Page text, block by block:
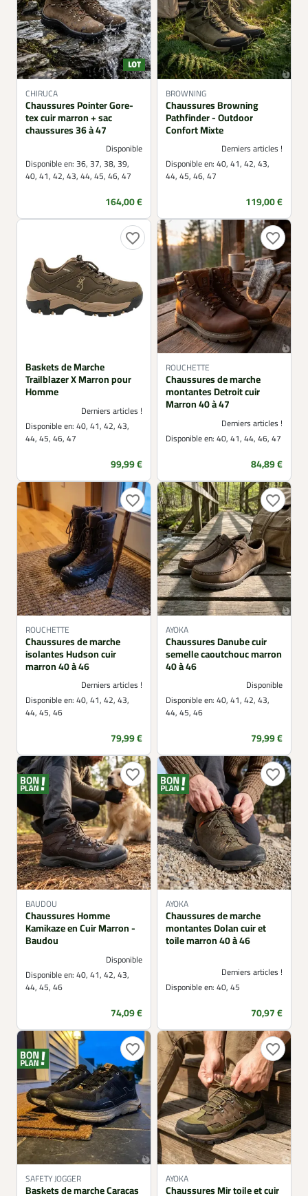
CHIRUCA
Chaussures Pointer Gore-
tex cuir marron + sac
chaussures 36 à 47
Disponible
Disponible en: 36, 37, 38, 39,
40, 41, 42, 43, 44, 45, 46, 47
Prix
164,00 €
BROWNING
Chaussures Browning
Pathfinder - Outdoor
Confort Mixte
Derniers articles !
Disponible en: 40, 41, 42, 43,
44, 45, 46, 47
Prix
119,00 €
favorite_border
Baskets de Marche
Trailblazer X Marron pour
Homme
Derniers articles !
Disponible en: 40, 41, 42, 43,
44, 45, 46, 47
Prix
99,99 €
favorite_border
ROUCHETTE
Chaussures de marche
montantes Detroit cuir
Marron 40 à 47
Derniers articles !
Disponible en: 40, 41, 44, 46, 47
Prix
84,89 €
favorite_border
ROUCHETTE
Chaussures de marche
isolantes Hudson cuir
marron 40 à 46
Derniers articles !
Disponible en: 40, 41, 42, 43,
44, 45, 46
Prix
79,99 €
favorite_border
AYOKA
Chaussures Danube cuir
semelle caoutchouc marron
40 à 46
Disponible
Disponible en: 40, 41, 42, 43,
44, 45, 46
Prix
79,99 €
favorite_border
BAUDOU
Chaussures Homme
Kamikaze en Cuir Marron -
Baudou
Disponible
Disponible en: 40, 41, 42, 43,
44, 45, 46
Prix
74,09 €
favorite_border
AYOKA
Chaussures de marche
montantes Dolan cuir et
toile marron 40 à 46
Derniers articles !
Disponible en: 40, 45
Prix
70,97 €
favorite_border
SAFETY JOGGER
Baskets de marche Caracas
favorite_border
AYOKA
Chaussures Mir toile et cuir